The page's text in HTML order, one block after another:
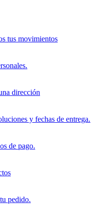
tus movimientos
dirección
y fechas de entrega.
de pago.
pedido.